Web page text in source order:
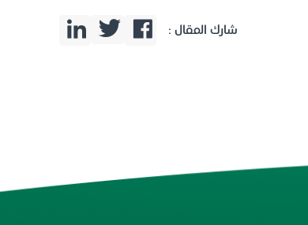
شارك المقال :